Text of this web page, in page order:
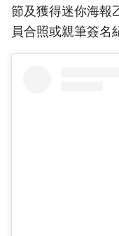
節及獲得迷你海報
員合照或親筆簽名